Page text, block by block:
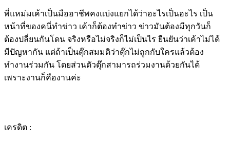
พี่แหม่มเค้าเป็นมืออาชีพคงแบ่งแยกได้ว่าอะไรเป็นอะไร เป็น
หน้าที่ของคนี่ทำข่าว เค้าก็ต้องทำข่าว ข่าวมันต้องมีทุกวันก็
ต้องปลี่ยนกันโดน จริงหรือไม่จริงก็ไม่เป็นไร ยืนยันว่าเค้าไม่ได้
มีปัญหากัน แต่ถ้าเป็นตุ๊กสมมติว่าตุ๊กไม่ถูกกับใครแล้วต้อง
ทำงานร่วมกัน โดยส่วนตัวตุ๊กสามารถร่วมงานด้วยกันได้
เพราะงานก็คืองานค่ะ
เครดิต :